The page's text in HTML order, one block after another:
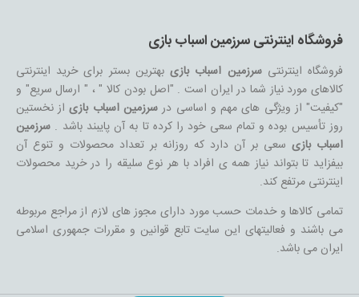
فروشگاه اینترنتی سرزمین اسباب بازی
فروشگاه اینترنتیسرزمین اسباب بازیبهترین بستر برای خرید اینترنتی
کالاهای مورد نیاز شما در ایران است . "اصل بودن کالا " ، " ارسال سریع" و
"کیفیت" از ویژگی های مهم و اساسی درسرزمین اسباب بازیاز نخستین
روز تأسیس بوده و تمام سعی خود را کرده تا به آن پایبند باشد .سرزمین
اسباب بازیسعی بر آن دارد که روزانه بر تعداد محصولات و تنوع آن
بیفزاید تا بتواند نیاز همه ی افراد با هر نوع سلیقه را در خرید محصولات
اینترنتی مرتفع کند.
تمامی کالاها و خدمات حسب مورد دارای مجوز های لازم از مراجع مربوطه
می باشند و فعالیتهای این سایت تابع قوانین و مقررات جمهوری اسلامی
ایران می باشد.